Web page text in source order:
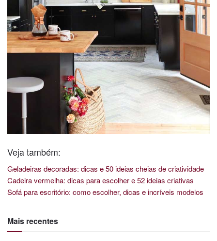
Veja também:
Geladeiras decoradas: dicas e 50 ideias cheias de criatividade
Cadeira vermelha: dicas para escolher e 52 ideias criativas
Sofá para escritório: como escolher, dicas e incríveis modelos
Mais recentes